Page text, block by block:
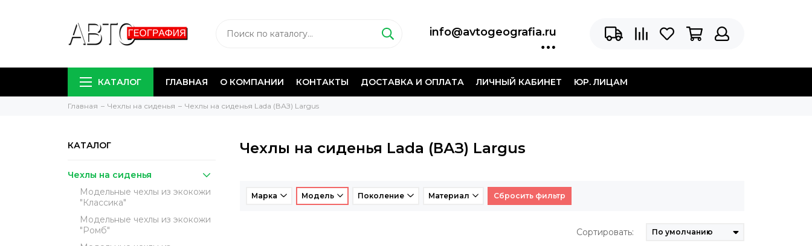
info@avtogeografia.ru
КАТАЛОГ ГЛАВНАЯ О КОМПАНИИ КОНТАКТЫ ДОСТАВКА И ОПЛАТА ЛИЧНЫЙ КАБИНЕТ ЮР. ЛИЦАМ
Главная Чехлы на сиденья Чехлы на сиденья Lada (ВАЗ) Largus
КАТАЛОГ
Чехлы на сиденья
Модельные чехлы из экокожи
"Классика"
Модельные чехлы из экокожи
"Ромб"
Чехлы на сиденья Lada (ВАЗ) Largus
Марка Модель Поколение Материал Сбросить фильтр
Сортировать: